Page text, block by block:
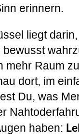
erinnern.
liegt
bewusst
mehr Raum
dort, im
Du, was
haben: